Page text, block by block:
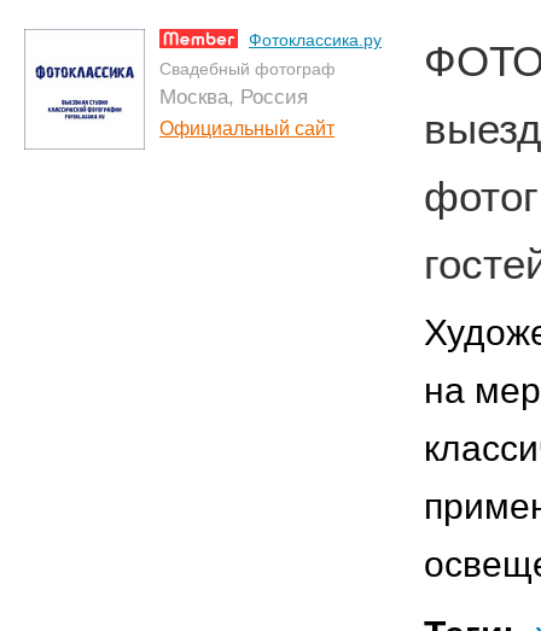
Фотоклассика.ру
Свадебный фотограф
Москва, Россия
Официальный сайт
на